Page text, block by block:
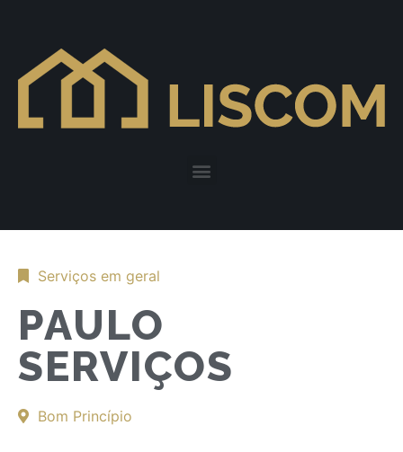
Serviços em geral
PAULO
SERVIÇOS
Bom Princípio